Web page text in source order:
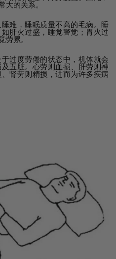
大的关系。
难，睡眠质量不高的毛病。睡
肝火过盛，睡觉警觉；胃火过
劳累。
过度劳倦的状态中，机体就会
五脏。心劳则血损、肝劳则神
肾劳则精损，进而为许多疾病